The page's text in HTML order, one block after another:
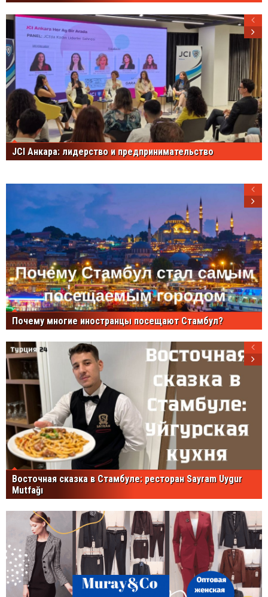
JCI Анкара: лидерство и предпринимательство
Почему многие иностранцы посещают Стамбул?
Восточная сказка в Стамбуле: ресторан Sayram Uygur
Mutfağı